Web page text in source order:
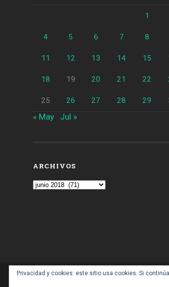
1
4 5 6 7 8
11 12 13 14 15
18 19 20 21 22
25 26 27 28 29
« May Jul »
ARCHIVOS
Archivos
Privacidad y cookies: este sitio usa cookies. Si